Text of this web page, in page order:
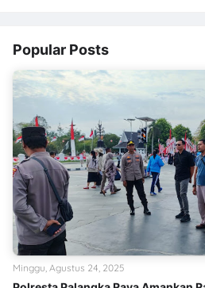
Popular Posts
Minggu, Agustus 24, 2025